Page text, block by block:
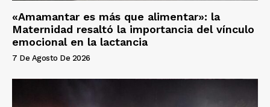
«Amamantar es más que alimentar»: la
Maternidad resaltó la importancia del vínculo
emocional en la lactancia
7 De Agosto De 2026